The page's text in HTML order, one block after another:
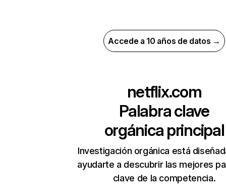
Accede a 10 años de datos →
netflix.com
Palabra clave
orgánica principal
Investigación orgánica está
ayudarte a descubrir las mejores
clave de la competencia.